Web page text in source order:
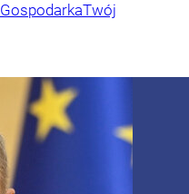
GospodarkaTwój